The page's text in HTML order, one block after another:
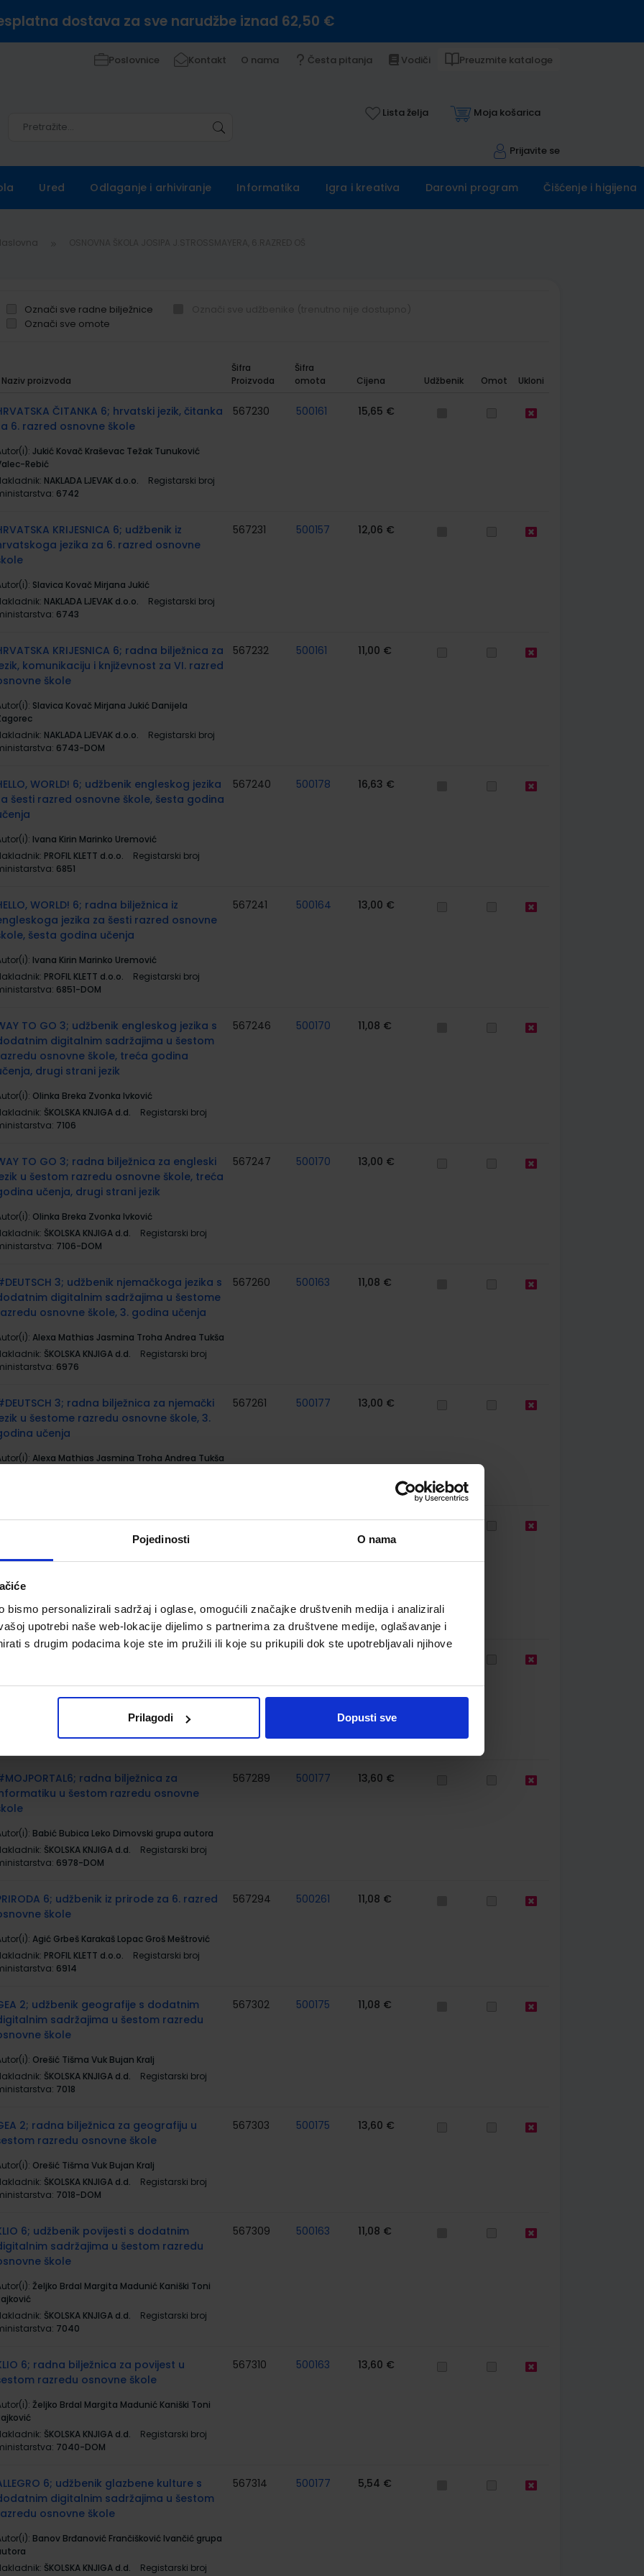
Pojedinosti O nama
bismo personalizirali sadržaj i oglase, omogućili značajke društvenih medija i analizirali
upotrebi naše web-lokacije dijelimo s partnerima za društvene medije, oglašavanje i
s drugim podacima koje ste im pružili ili koje su prikupili dok ste upotrebljavali njihove
Prilagodi Dopusti sve
dostava za sve narudžbe iznad 62,50 €
Poslovnice Kontakt O nama Česta pitanja Vodiči Preuzmite kataloge
Lista želja Moja košarica
Prijavite se
Ured Odlaganje i arhiviranje Informatika Igra i kreativa Darovni program Čišćenje i higijena
Označi sve radne bilježnice
Označi sve omote
Naziv proizvoda
Šifra
Proizvoda
Šifra
omota
Cijena Udžbenik Omot Ukloni
ČITANKA 6; hrvatski jezik, čitanka
6. razred osnovne škole
Jukić Kovač Kraševac Težak Tunuković
Rebić
NAKLADA LJEVAK d.o.o.
Registarski broj
6742
567230 500161 15,65 €
KRIJESNICA 6; udžbenik iz
jezika za 6. razred osnovne
Slavica Kovač Mirjana Jukić
NAKLADA LJEVAK d.o.o.
Registarski broj
6743
567231 500157 12,06 €
KRIJESNICA 6; radna bilježnica za
komunikaciju i književnost za VI. razred
škole
Slavica Kovač Mirjana Jukić Danijela
NAKLADA LJEVAK d.o.o.
Registarski broj
6743-DOM
567232 500161 11,00 €
WORLD! 6; udžbenik engleskog jezika
šesti razred osnovne škole, šesta godina
Ivana Kirin Marinko Uremović
PROFIL KLETT d.o.o.
Registarski broj
6851
567240 500178 16,63 €
WORLD! 6; radna bilježnica iz
jezika za šesti razred osnovne
šesta godina učenja
Ivana Kirin Marinko Uremović
PROFIL KLETT d.o.o.
Registarski broj
6851-DOM
567241 500164 13,00 €
TO GO 3; udžbenik engleskog jezika s
digitalnim sadržajima u šestom
osnovne škole, treća godina
drugi strani jezik
Olinka Breka Zvonka Ivković
ŠKOLSKA KNJIGA d.d.
Registarski broj
7106
567246 500170 11,08 €
TO GO 3; radna bilježnica za engleski
u šestom razredu osnovne škole, treća
učenja, drugi strani jezik
Olinka Breka Zvonka Ivković
ŠKOLSKA KNJIGA d.d.
Registarski broj
7106-DOM
567247 500170 13,00 €
3; udžbenik njemačkoga jezika s
digitalnim sadržajima u šestome
osnovne škole, 3. godina učenja
Alexa Mathias Jasmina Troha Andrea Tukša
ŠKOLSKA KNJIGA d.d.
Registarski broj
6976
567260 500163 11,08 €
3; radna bilježnica za njemački
u šestome razredu osnovne škole, 3.
učenja
Alexa Mathias Jasmina Troha Andrea Tukša
567261 500177 13,00 €
6; komplet 1. i 2. dio, udžbenik
sdds u šestom razredu
Zvelf
ŠKOLSKA KNJIGA d.d.
Registarski broj
7055
567279 500175 22,17 €
osnovne škole
Babić Bubica Leko Dimovski grupa autora
6978
radna bilježnica za
u šestom razredu osnovne
Babić Bubica Leko Dimovski grupa autora
ŠKOLSKA KNJIGA d.d.
Registarski broj
6978-DOM
567289 500177 13,60 €
6; udžbenik iz prirode za 6. razred
škole
Agić Grbeš Karakaš Lopac Groš Meštrović
PROFIL KLETT d.o.o.
Registarski broj
6914
567294 500261 11,08 €
2; udžbenik geografije s dodatnim
sadržajima u šestom razredu
škole
Orešić Tišma Vuk Bujan Kralj
ŠKOLSKA KNJIGA d.d.
Registarski broj
7018
567302 500175 11,08 €
2; radna bilježnica za geografiju u
razredu osnovne škole
Orešić Tišma Vuk Bujan Kralj
ŠKOLSKA KNJIGA d.d.
Registarski broj
7018-DOM
567303 500175 13,60 €
6; udžbenik povijesti s dodatnim
sadržajima u šestom razredu
škole
Željko Brdal Margita Madunić Kaniški Toni
ŠKOLSKA KNJIGA d.d.
Registarski broj
7040
567309 500163 11,08 €
6; radna bilježnica za povijest u
razredu osnovne škole
Željko Brdal Margita Madunić Kaniški Toni
ŠKOLSKA KNJIGA d.d.
Registarski broj
7040-DOM
567310 500163 13,60 €
6; udžbenik glazbene kulture s
digitalnim sadržajima u šestom
osnovne škole
Banov Brđanović Frančišković Ivančić grupa
ŠKOLSKA KNJIGA d.d.
Registarski broj
567314 500177 5,54 €